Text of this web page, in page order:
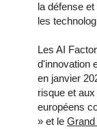
la défense
les
Les AI
d'innovation
en janvier
risque et
européens
» et le Grand